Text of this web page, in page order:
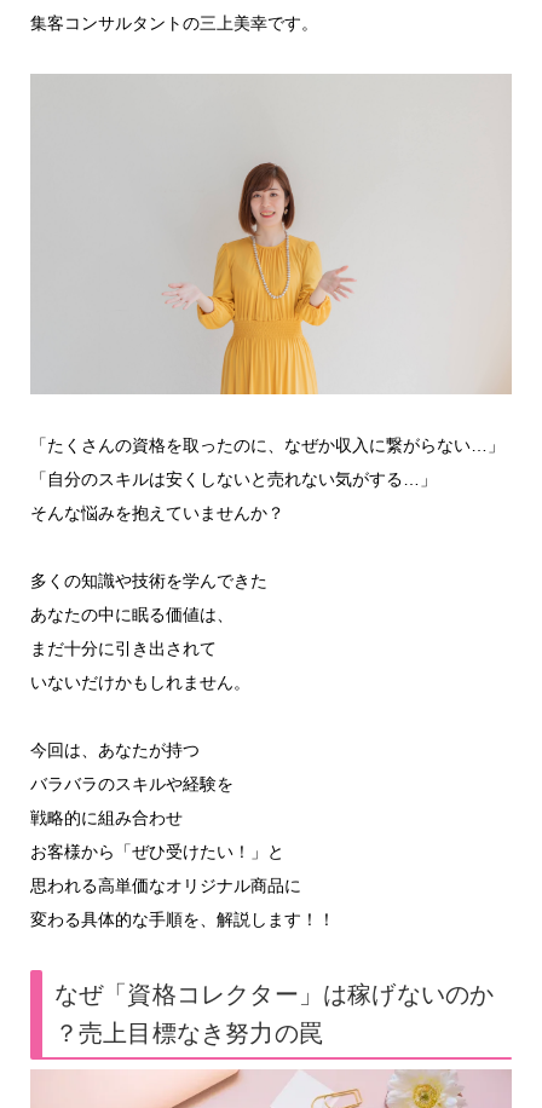
集客コンサルタントの三上美幸です。
「たくさんの資格を取ったのに、なぜか収入に繋がらない…」
「自分のスキルは安くしないと売れない気がする…」
そんな悩みを抱えていませんか？
多くの知識や技術を学んできた
あなたの中に眠る価値は、
まだ十分に引き出されて
いないだけかもしれません。
今回は、あなたが持つ
バラバラのスキルや経験を
戦略的に組み合わせ
お客様から「ぜひ受けたい！」と
思われる高単価なオリジナル商品に
変わる具体的な手順を、解説します！！
なぜ「資格コレクター」は稼げないのか
？売上目標なき努力の罠